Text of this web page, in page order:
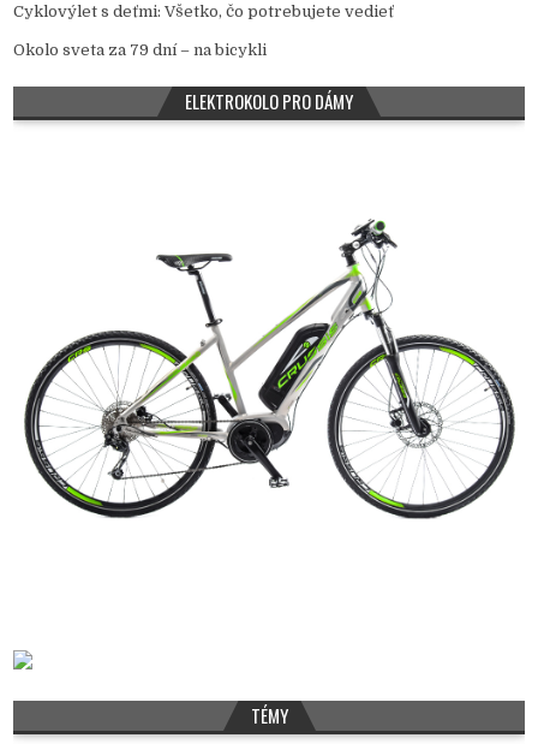
Cyklovýlet s deťmi: Všetko, čo potrebujete vedieť
Okolo sveta za 79 dní – na bicykli
ELEKTROKOLO PRO DÁMY
TÉMY